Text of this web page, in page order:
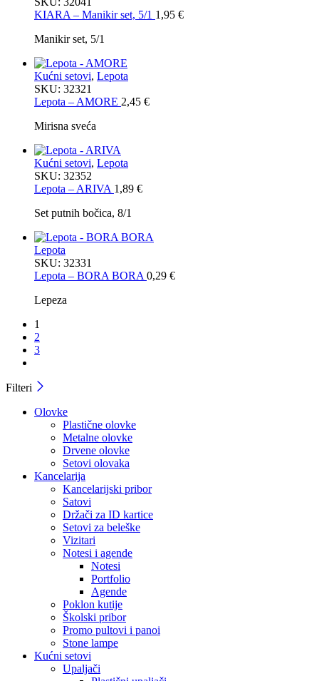
KIARA – Manikir set, 5/1 1,95 €
Manikir set, 5/1
Kućni setovi, Lepota
SKU: 32321
Lepota – AMORE 2,45 €
Mirisna sveća
Kućni setovi, Lepota
SKU: 32352
Lepota – ARIVA 1,89 €
Set putnih bočica, 8/1
Lepota
SKU: 32331
Lepota – BORA BORA 0,29 €
Lepeza
1
2
3
Filteri
Olovke
Plastične olovke
Metalne olovke
Drvene olovke
Setovi olovaka
Kancelarija
Kancelarijski pribor
Satovi
Držači za ID kartice
Setovi za beleške
Vizitari
Notesi i agende
Notesi
Portfolio
Agende
Poklon kutije
Školski pribor
Promo pultovi i panoi
Stone lampe
Kućni setovi
Upaljači